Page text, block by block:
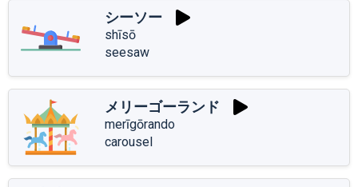
シーソー
shīsō
seesaw
メリーゴーランド
merīgōrando
carousel